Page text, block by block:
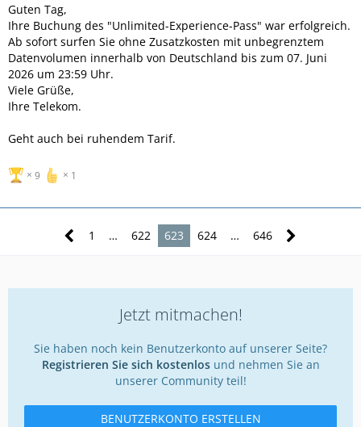
Guten Tag,
Ihre Buchung des "Unlimited-Experience-Pass" war erfolgreich.
Ab sofort surfen Sie ohne Zusatzkosten mit unbegrenztem
Datenvolumen innerhalb von Deutschland bis zum 07. Juni
2026 um 23:59 Uhr.
Viele Grüße,
Ihre Telekom.
Geht auch bei ruhendem Tarif.
9 1
1 … 622 623 624 … 646
Jetzt mitmachen!
Sie haben noch kein Benutzerkonto auf unserer Seite?
Registrieren Sie sich kostenlosund nehmen Sie an
unserer Community teil!
BENUTZERKONTO ERSTELLEN